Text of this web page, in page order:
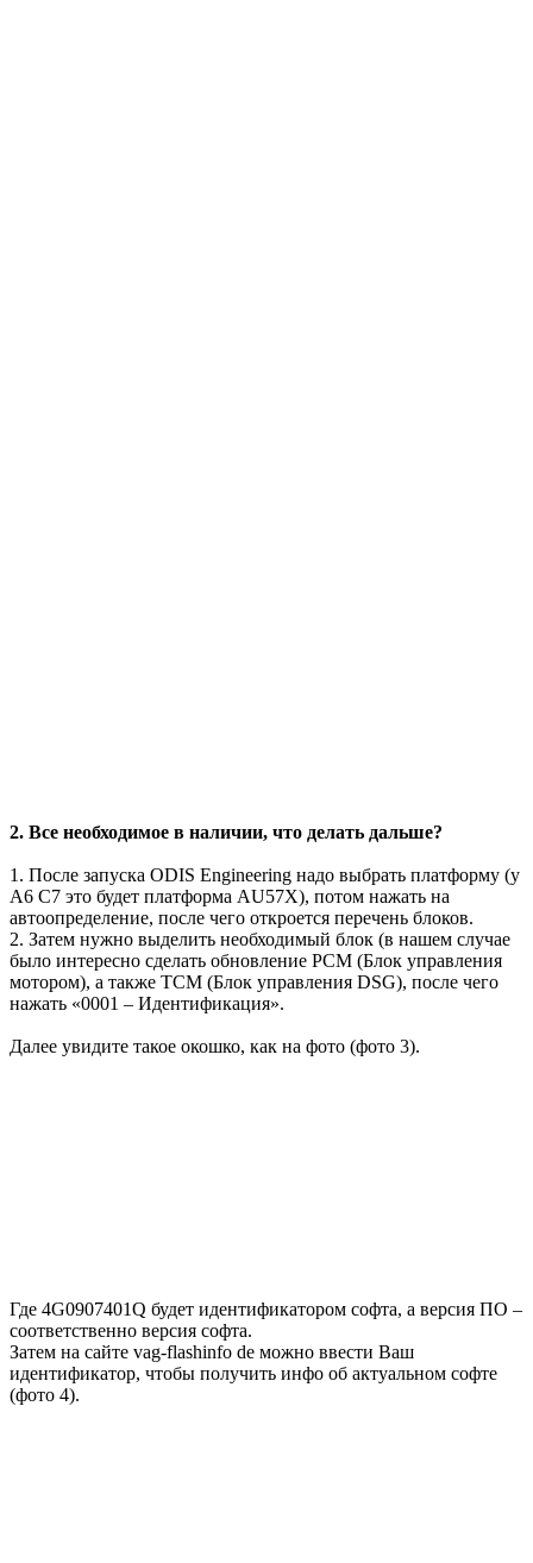
2. Все необходимое в наличии, что делать дальше?
1. После запуска ODIS Engineering надо выбрать платформу (у
A6 C7 это будет платформа AU57X), потом нажать на
автоопределение, после чего откроется перечень блоков.
2. Затем нужно выделить необходимый блок (в нашем случае
было интересно сделать обновление PCM (Блок управления
мотором), а также TCM (Блок управления DSG), после чего
нажать «0001 – Идентификация».
Далее увидите такое окошко, как на фото (фото 3).
Где 4G0907401Q будет идентификатором софта, а версия ПО –
соответственно версия софта.
Затем на сайте vag-flashinfo de можно ввести Ваш
идентификатор, чтобы получить инфо об актуальном софте
(фото 4).